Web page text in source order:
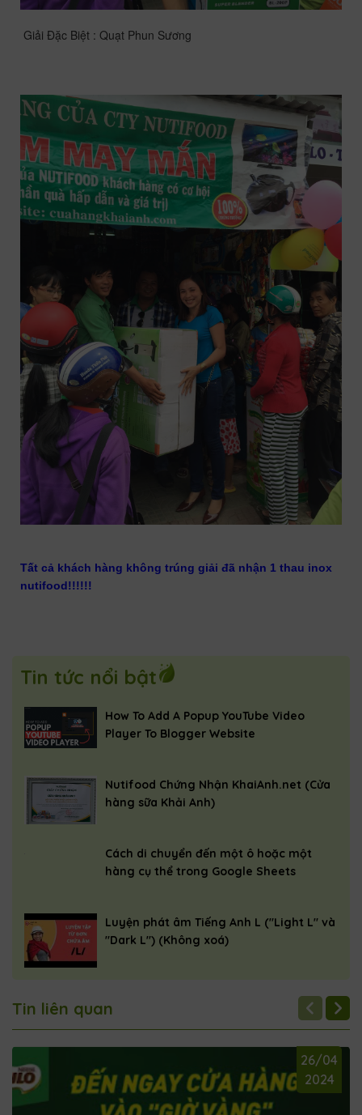
Giải Đặc Biệt : Quạt Phun Sương
Tất cả khách hàng không trúng giải đã nhận 1 thau inox
nutifood!!!!!!
Tin tức nổi bật
How To Add A Popup YouTube Video
Player To Blogger Website
Nutifood Chứng Nhận KhaiAnh.net (Cửa
hàng sữa Khải Anh)
Cách di chuyển đến một ô hoặc một
hàng cụ thể trong Google Sheets
Luyện phát âm Tiếng Anh L ("Light L" và
"Dark L") (Không xoá)
Tin liên quan
26/04
2024